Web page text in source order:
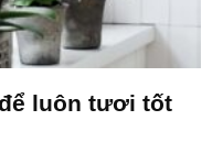
luôn tươi tốt